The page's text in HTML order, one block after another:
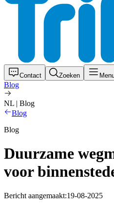
Contact Zoeken
Blog
NL | Blog
Blog
Blog
Duurzame
voor
Bericht aangemaakt:19-08-2025